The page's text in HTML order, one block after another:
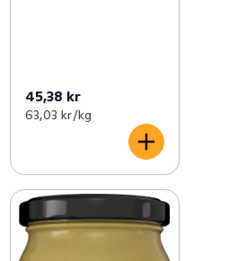
45,38 kr
63,03 kr /kg